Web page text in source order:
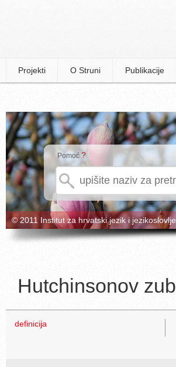
Projekti O Struni Publikacije
Pomoć ?
© 2011 Institut za hrvatski jezik i jezikoslovlje
Hutchinsonov zub
definicija